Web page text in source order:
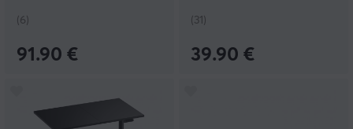
(6)
91.90 €
(31)
39.90 €